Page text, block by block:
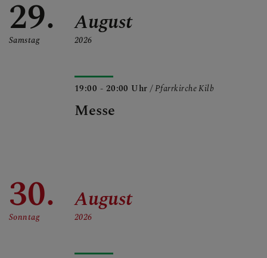
29.
Samstag
August
2026
19:00 - 20:00 Uhr/ Pfarrkirche Kilb
Messe
30.
Sonntag
August
2026